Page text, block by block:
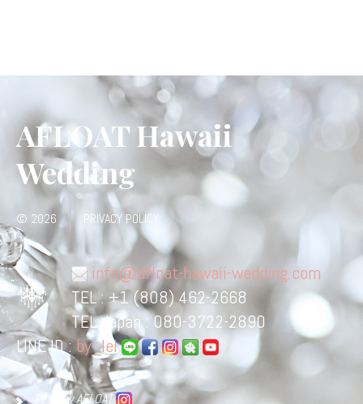
AFLOAT Hawaii
Wedding
© 2026 PRIVACY POLICY
info@afloat-hawaii-wedding.com
TEL : +1 (808) 462-2668
TEL Japan : 080-3722-2890
LINE ID :by_lei
Pearl by AFLOAT